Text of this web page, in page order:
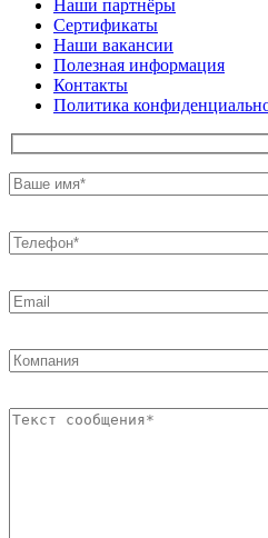
Наши партнёры
Сертификаты
Наши вакансии
Полезная информация
Контакты
Политика